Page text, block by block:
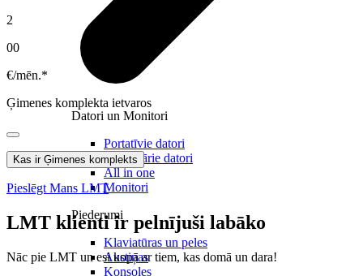
Datori un Monitori
Portatīvie datori
Stacionārie datori
All in one
Monitori
Piederumi
Klaviatūras un peles
Austiņas
Konsoles
2
00
€/mēn.*
Ģimenes komplekta ietvaros
Kas ir Ģimenes komplekts
Pieslēgt Mans LMT
LMT klienti ir pelnījuši labāko
Nāc pie LMT un esi kopā ar tiem, kas domā un dara!